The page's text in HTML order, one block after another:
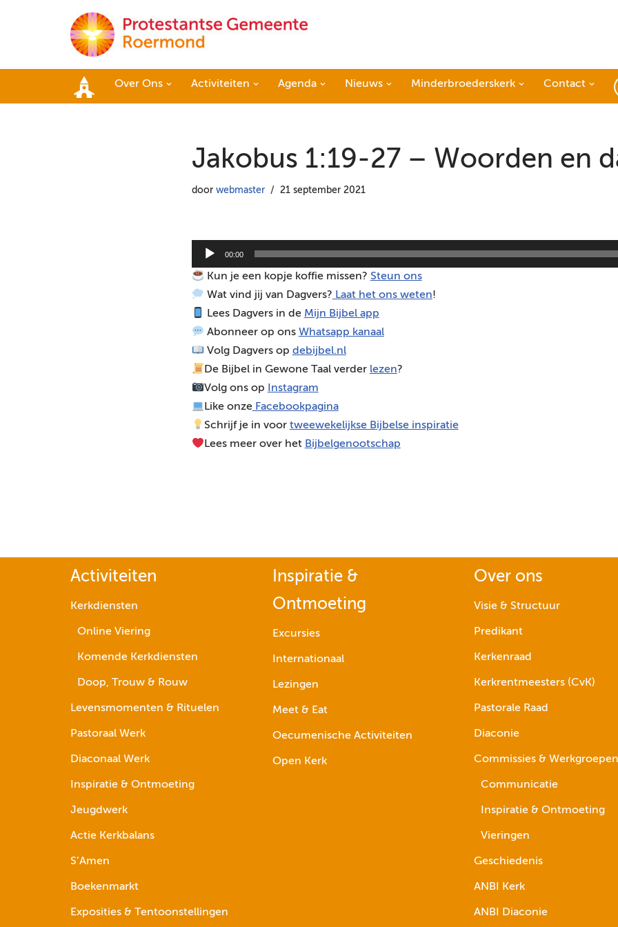
Home
Over Ons Activiteiten Agenda Nieuws Minderbroederskerk
Contact
Jakobus 1:19-27 – Woorden en
door webmaster 21 september 2021
u
00:00
Kun je een kopje koffie missen? Steun ons
Wat vind jij van Dagvers? Laat het ons weten!
Lees Dagvers in de Mijn Bijbel app
Abonneer op ons Whatsapp kanaal
Volg Dagvers op debijbel.nl
De Bijbel in Gewone Taal verder lezen?
Volg ons op
Instagram
Like onzeFacebookpagina
Schrijf je in voor tweewekelijkse Bijbelse inspiratie
Lees meer over het Bijbelgenootschap
Activiteiten
Kerkdiensten
Online Viering
Komende Kerkdiensten
Doop, Trouw & Rouw
Levensmomenten & Rituelen
Pastoraal Werk
Diaconaal Werk
Inspiratie & Ontmoeting
Jeugdwerk
Actie Kerkbalans
S’Amen
Boekenmarkt
Exposities & Tentoonstellingen
Inspiratie &
Ontmoeting
Excursies
Internationaal
Lezingen
Meet & Eat
Oecumenische Activiteiten
Open Kerk
Over ons
Visie & Structuur
Predikant
Kerkenraad
Kerkrentmeesters (CvK)
Pastorale Raad
Diaconie
Commissies & Werkgroepen
Communicatie
Inspiratie & Ontmoeting
Vieringen
Geschiedenis
ANBI Kerk
ANBI Diaconie